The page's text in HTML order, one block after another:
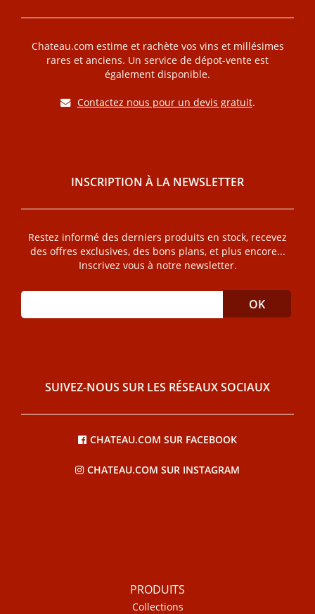
Chateau.com estime et rachète vos vins et millésimes
rares et anciens. Un service de dépot-vente est
également disponible.
Contactez nous pour un devis gratuit.
INSCRIPTION À LA NEWSLETTER
Restez informé des derniers produits en stock, recevez
des offres exclusives, des bons plans, et plus encore...
Inscrivez vous à notre newsletter.
SUIVEZ-NOUS SUR LES RÉSEAUX SOCIAUX
CHATEAU.COM SUR FACEBOOK
CHATEAU.COM SUR INSTAGRAM
PRODUITS
Collections